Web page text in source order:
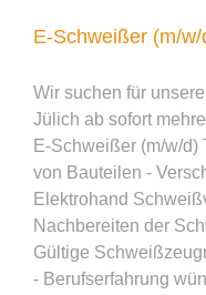
E-Schweißer (m/
Wir suchen für
Jülich ab sofort
E-Schweißer (m/w/d)
von Bauteilen -
Elektrohand
Nachbereiten der
Gültige
- Berufserfahrung